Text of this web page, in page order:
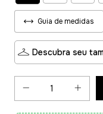
Guia de medidas
Descubra seu